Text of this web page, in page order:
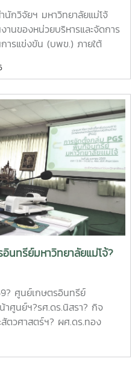
กวิจัยฯ มหาวิทยาลัยแม่โจ้
านของหน่วยบริหารและจัดการ
ารแข่งขัน (บพข.) ภายใต้
ารมหาชน) ณ ห้องประชุมรวง
าง รองผู้อำนวยการสำนักวิจัย
ายวิจัย มหาวิทยาลัยแม่โจ้ กล่าว
แก่คณะผู้เข้าร่วมประชุมในการ
การหน่วยบริหารและจัดการ
ารแข่งขัน ได้นำเสนอข้อมูล
หารและจัดการทุนฯ และสรุปผล
ม่โจ้ในช่วงปีงบประมาณ 2563
น้าโครงการวิจัยที่ได้รับการ
ดการทุนด้านการเพิ่มความ
ะชุมรวงผึ้ง ชั้น 5 สำนัก
การนำเสนอความก้าวหน้า
นจากหน่วยบริหารและจัดการ
รแข่งขัน จำนวน 6 โครงการ
การท่องเที่ยวคาร์บอนสุทธิเป็น
สมัครในพื้นที่ภาคเหนือตอนบน"
ครงการ2.โครงการ "การ
ศ์แสนใหม่ หัวหน้า
นทรีย์มหาวิทยาลัยแม่โจ้?
ศูนย์เกษตรอินทรีย์
าศูนย์ฯ?รศ.ดร.นิสรา? กิจ
วศาสตร์ฯ? ผศ.ดร.ทอง
คณาจารย์/?เจ้าหน้าที่จาก